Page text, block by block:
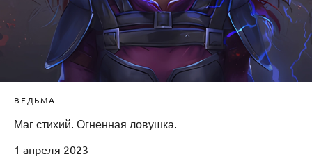
ВЕДЬМА
Маг стихий. Огненная ловушка.
1 апреля 2023